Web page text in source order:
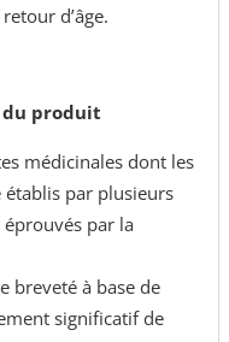
d’âge.
produit
médicinales dont les
établis par plusieurs
éprouvés par la
breveté à base de
significatif de